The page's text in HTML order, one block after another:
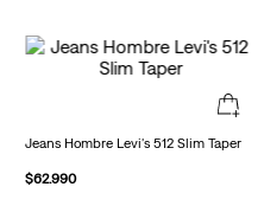
Jeans Hombre Levi's 512 Slim Taper
$62.990